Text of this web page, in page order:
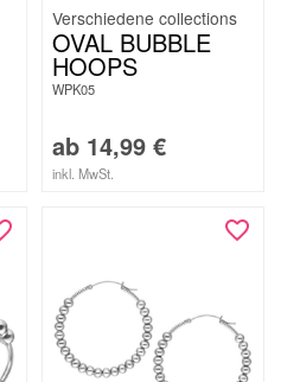
OVAL BUBBLE
HOOPS
WPK05
ab 14,99 €
inkl. MwSt.